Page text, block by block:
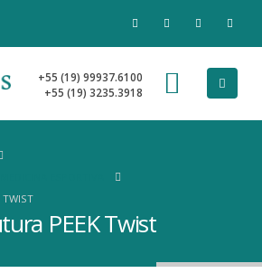
+55 (19) 99937.6100
+55 (19) 3235.3918
TWIST
PEEK Twist